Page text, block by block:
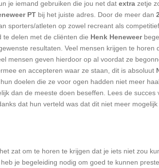
je iemand gebruiken die jou net dat extra zetje
PT bij het juiste adres. Door de meer dan
sporters/atleten op zowel recreant als
te delen met de cliënten die Henk Heneweer
resultaten. Veel mensen krijgen te horen
mensen geven hierdoor op al voordat ze
en accepteren waar ze staan, dit is absoluut
doelen die ze voor ogen hadden niet meer
dan de meeste doen beseffen. Lees de
dat hun verteld was dat dit niet meer mogelijk
zat om te horen te krijgen dat je iets niet zou
je begeleiding nodig om goed te kunnen